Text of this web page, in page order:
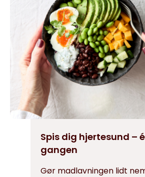
Spis dig hjertesund –
gangen
Gør madlavningen lidt